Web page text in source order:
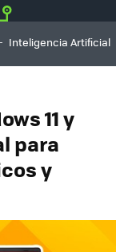
Inteligencia Artificial
11 y
para
y